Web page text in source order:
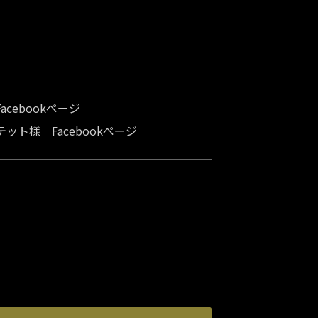
ページ
ット様 Facebookページ